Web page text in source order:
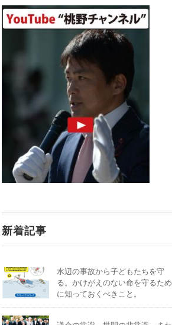
新着記事
水辺の事故から子どもたちを守
る。かけがえのない命を守るため
に知っておくべきこと。